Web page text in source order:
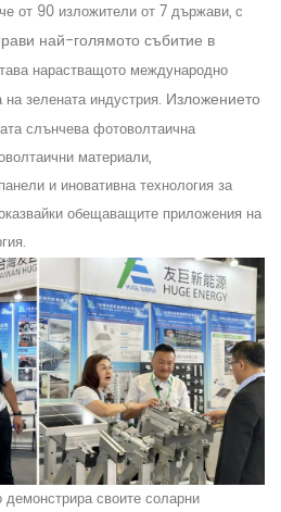
от 90 изложители от 7 държави, с
най-голямото събитие в
нарастващото международно
зелената индустрия. Изложението
слънчева фотоволтаична
материали,
и иновативна технология за
обещаващите приложения на
своите соларни